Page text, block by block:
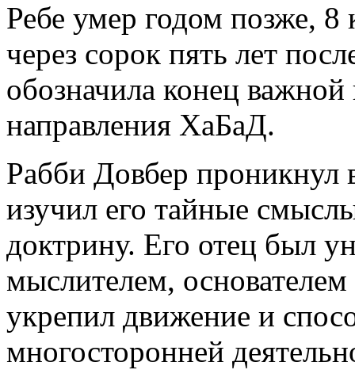
Ребе умер годом позже, 8
через сорок пять лет
обозначила конец важной
направления ХаБаД.
Рабби Довбер проникнул
изучил его тайные
доктрину. Его отец был
мыслителем,
укрепил движение и
многосторонней